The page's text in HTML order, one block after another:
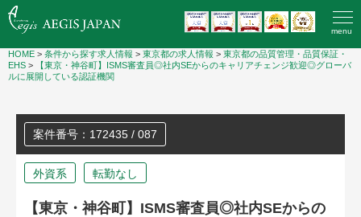
menu
HOME > 条件から探す求人情報 > 東京都の求人情報 > 東京都の品質管理・品質保証・
EHS >
【東京・神谷町】ISMS審査員◎社内SEからのキャリアチェンジ歓迎◎グローバ
ルに展開している認証機関
案件番号：172435 / 087
外資系 転勤なし
【東京・神谷町】ISMS審査員◎社内SEからの